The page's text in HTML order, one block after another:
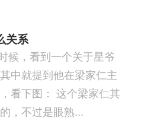
关系
候，看到一个关于星爷
中就提到他在梁家仁主
看下图： 这个梁家仁其
，不过是眼熟...